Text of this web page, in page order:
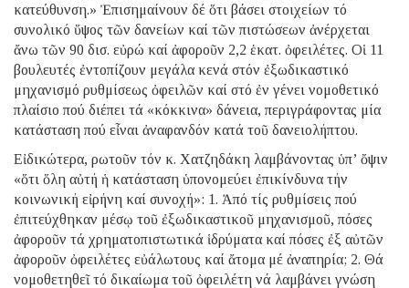
κατεύθυνση.» Ἐπισημαίνουν δέ ὅτι βάσει στοιχείων τό
συνολικό ὕψος τῶν δανείων καί τῶν πιστώσεων ἀνέρχεται
ἄνω τῶν 90 δισ. εὐρώ καί ἀφοροῦν 2,2 ἑκατ. ὀφειλέτες. Οἱ 11
βουλευτές ἐντοπίζουν μεγάλα κενά στόν ἐξωδικαστικό
μηχανισμό ρυθμίσεως ὀφειλῶν καί στό ἐν γένει νομοθετικό
πλαίσιο πού διέπει τά «κόκκινα» δάνεια, περιγράφοντας μία
κατάσταση πού εἶναι ἀναφανδόν κατά τοῦ δανειολήπτου.
Εἰδικώτερα, ρωτοῦν τόν κ. Χατζηδάκη λαμβάνοντας ὑπ’ ὄψιν
«ὅτι ὅλη αὐτή ἡ κατάσταση ὑπονομεύει ἐπικίνδυνα τήν
κοινωνική εἰρήνη καί συνοχή»: 1. Ἀπό τίς ρυθμίσεις πού
ἐπιτεύχθηκαν μέσῳ τοῦ ἐξωδικαστικοῦ μηχανισμοῦ, πόσες
ἀφοροῦν τά χρηματοπιστωτικά ἱδρύματα καί πόσες ἐξ αὐτῶν
ἀφοροῦν ὀφειλέτες εὐάλωτους καί ἄτομα μέ ἀναπηρία; 2. Θά
νομοθετηθεῖ τό δικαίωμα τοῦ ὀφειλέτη νά λαμβάνει γνώση